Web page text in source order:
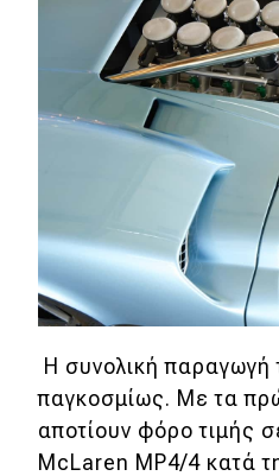
eDRIVE
DRIVE USED
Η συνολική παραγωγή
παγκοσμίως. Με τα
αποτίουν φόρο τιμής
McLaren MP4/4 κατά